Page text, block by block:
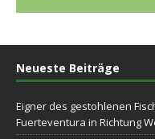
Neueste Beiträge
Eigner des gestohlenen
Fuerteventura in Richtung